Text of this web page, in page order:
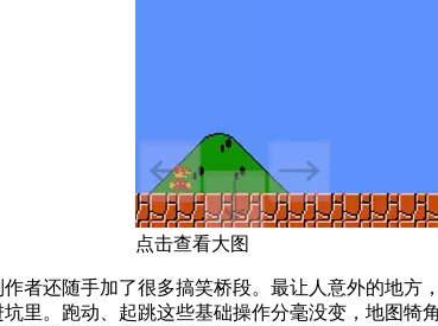
点击查看大图
者还随手加了很多搞笑桥段。最让人意外的地
里。跑动、起跳这些基础操作分毫没变，地图